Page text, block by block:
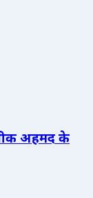
अहमद के